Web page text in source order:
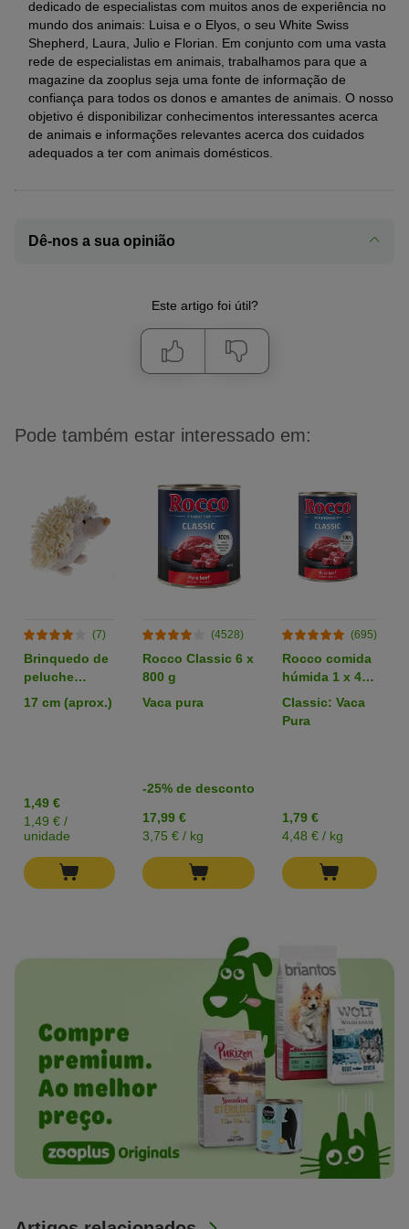
dedicado de especialistas com muitos anos de experiência no
mundo dos animais: Luisa e o Elyos, o seu White Swiss
Shepherd, Laura, Julio e Florian. Em conjunto com uma vasta
rede de especialistas em animais, trabalhamos para que a
magazine da zooplus seja uma fonte de informação de
confiança para todos os donos e amantes de animais. O nosso
objetivo é disponibilizar conhecimentos interessantes acerca
de animais e informações relevantes acerca dos cuidados
adequados a ter com animais domésticos.
Dê-nos a sua opinião
Este artigo foi útil?
Pode também estar interessado em:
(7)
Brinquedo de
peluche
ouriço Zotti
para cães
17 cm (aprox.)
1,49 €
1,49 € /
unidade
(4528)
Rocco Classic 6 x
800 g
Vaca pura
-25% de desconto
17,99 €
3,75 € / kg
(695)
Rocco comida
húmida 1 x 400
g - Pack de
degustação
Classic: Vaca
Pura
1,79 €
4,48 € / kg